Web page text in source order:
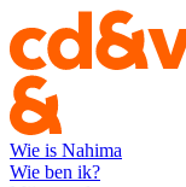
Wie is Nahima
Wie ben ik?